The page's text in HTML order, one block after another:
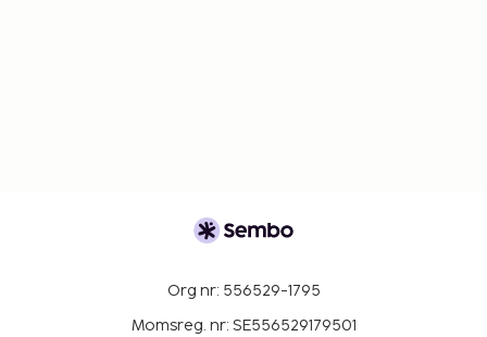
Org nr: 556529-1795
Momsreg. nr: SE556529179501